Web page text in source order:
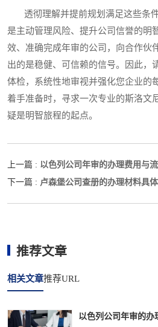
透彻理解并提前规划满足这些条
是主动管理风险、提升公司信誉的明
效、准确完成年审的公司，向合作伙
出的是稳健、可信赖的信号。因此，
体检，系统性地审视并强化您企业的
着手准备时，寻求一次专业的斯洛文
疑是明智旅程的起点。
上一篇 : 以色列公司年审的办理费用与
下一篇 : 卢森堡公司查册的办理材料具
推荐文章
相关文章推荐URL
以色列公司年审的办